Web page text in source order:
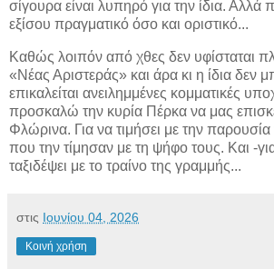
σίγουρα είναι λυπηρό για την ίδια. Αλλά
εξίσου πραγματικό όσο και οριστικό...
Καθώς λοιπόν από χθες δεν υφίσταται
«Νέας Αριστεράς» και άρα κι η ίδια δεν
επικαλείται ανειλημμένες κομματικές
προσκαλώ την κυρία Πέρκα να μας
Φλώρινα. Για να τιμήσει με την παρουσία
που την τίμησαν με τη ψήφο τους. Και -
ταξιδέψει με το τραίνο της γραμμής...
στις Ιουνίου 04, 2026
Κοινή χρήση